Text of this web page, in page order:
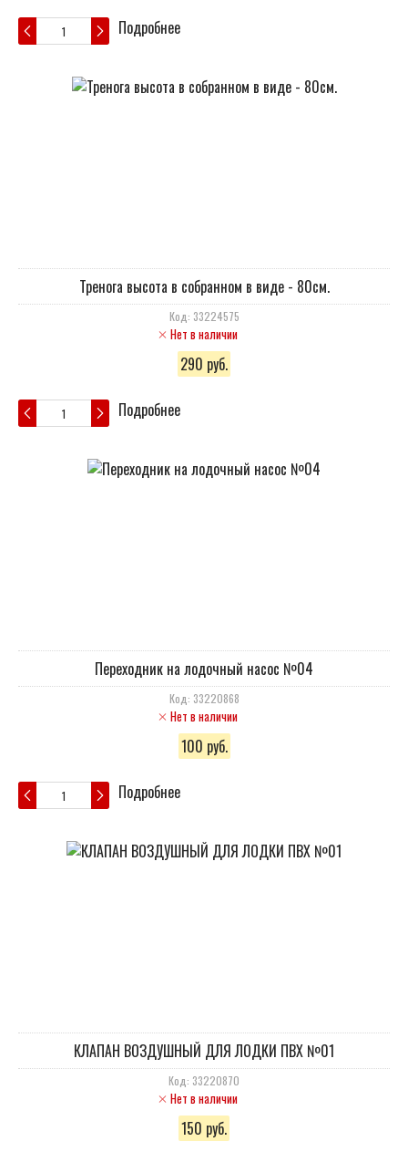
Подробнее
Тренога высота в собранном в виде - 80см.
Код: 33224575
Нет в наличии
290 руб.
Подробнее
Переходник на лодочный насос №04
Код: 33220868
Нет в наличии
100 руб.
Подробнее
КЛАПАН ВОЗДУШНЫЙ ДЛЯ ЛОДКИ ПВХ №01
Код: 33220870
Нет в наличии
150 руб.